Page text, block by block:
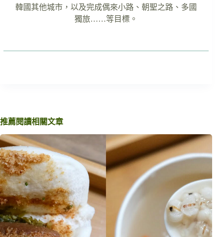
韓國其他城市，以及完成偶來小路、朝聖之路、多國
獨旅……等目標。
推薦閱讀相關文章